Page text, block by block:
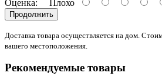
Оценка: Плохо
Продолжить
Доставка товара осуществляется на дом.
вашего местоположения.
Рекомендуемые товары